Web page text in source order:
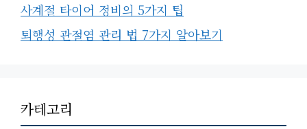
사계절 타이어 정비의 5가지 팁
퇴행성 관절염 관리 법 7가지 알아보기
카테고리